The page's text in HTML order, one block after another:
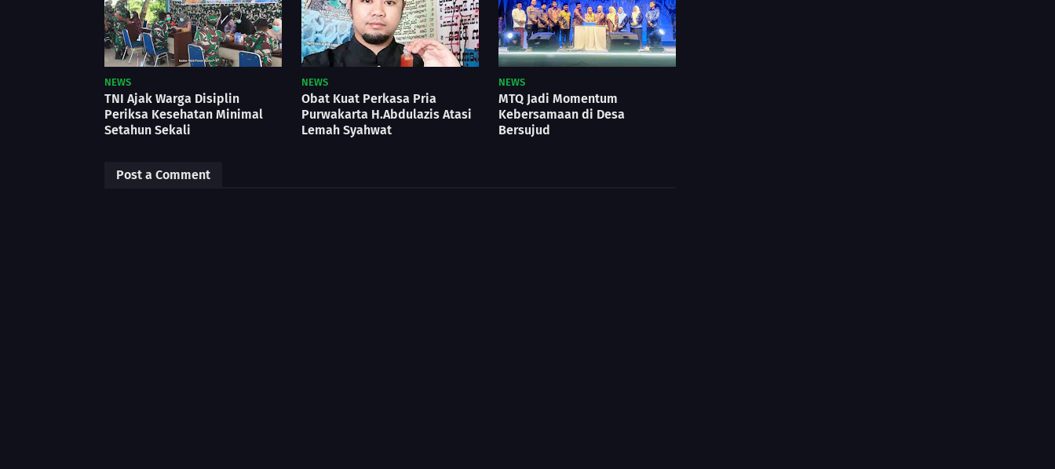
NEWS
TNI Ajak Warga Disiplin
Periksa Kesehatan Minimal
Setahun Sekali
NEWS
Obat Kuat Perkasa Pria
Purwakarta H.Abdulazis Atasi
Lemah Syahwat
NEWS
MTQ Jadi Momentum
Kebersamaan di Desa
Bersujud
Post a Comment